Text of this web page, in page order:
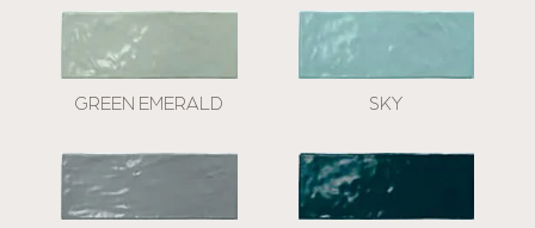
GREEN EMERALD SKY